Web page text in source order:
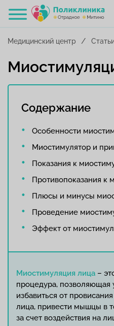
Медицинский центр
Содержание
Особенности
Миостимулятор и
Показания к
Противопоказания к
Плюсы и минусы
Проведение
Эффект от
Миостимуляция лица –
процедура, позволяющая
избавиться от
лица, привести мышцы в
за счет воздействия на